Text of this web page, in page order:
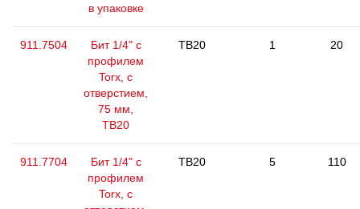
в упаковке
911.7504
Бит 1/4" с
профилем
Torx, с
отверстием,
75 мм,
ТВ20
TB20 1 20
911.7704
Бит 1/4" с
профилем
Torx, с
TB20 5 110